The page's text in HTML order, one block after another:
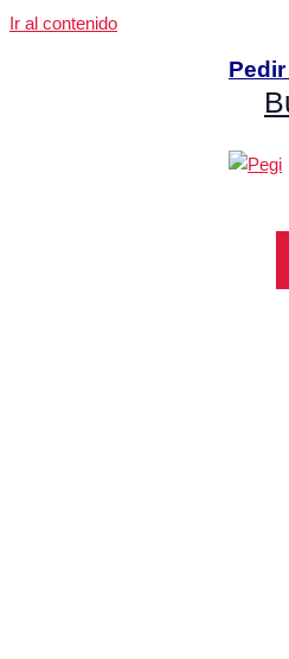
Ir al contenido